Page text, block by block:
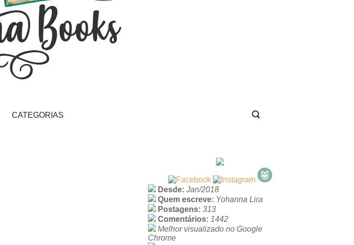
CATEGORIAS
Desde: Jan/2018
Quem escreve: Yohanna Lira
Postagens: 313
Comentários: 1442
Melhor visualizado no Google
Chrome